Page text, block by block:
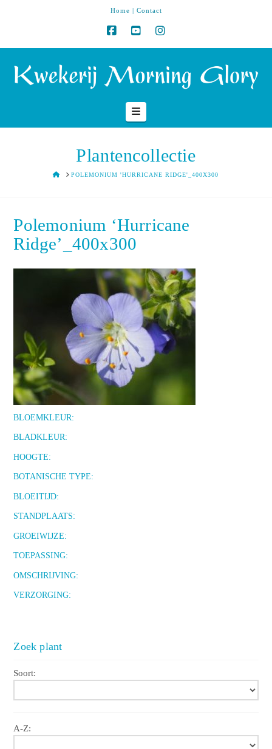
Home | Contact
Navigation
Plantencollectie
HOMEPOLEMONIUM 'HURRICANE RIDGE'_400X300
Polemonium ‘Hurricane
Ridge’_400x300
BLOEMKLEUR:
BLADKLEUR:
HOOGTE:
BOTANISCHE TYPE:
BLOEITIJD:
STANDPLAATS:
GROEIWIJZE:
TOEPASSING:
OMSCHRIJVING:
VERZORGING:
Zoek plant
Soort:
A-Z: